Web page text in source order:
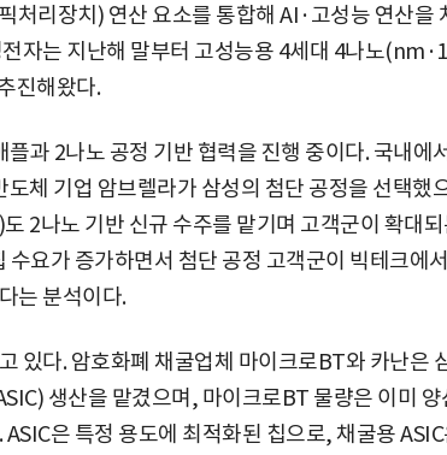
처리장치) 연산 요소를 통합해 AI·고성능 연산을
자는 지난해 말부터 고성능용 4세대 4나노
진해왔다.
과 2나노 공정 기반 협력을 진행 중이다. 국내에
체 기업 암브렐라가 삼성의 첨단 공정을 선택했
2나노 기반 신규 수주를 맡기며 고객군이 확대
수요가 증가하면서 첨단 공정 고객군이 빅테크에
는 분석이다.
있다. 암호화폐 채굴업체 마이크로BT와 카난은
생산을 맡겼으며, 마이크로BT 물량은 이미 양
은 특정 용도에 최적화된 칩으로, 채굴용 ASIC